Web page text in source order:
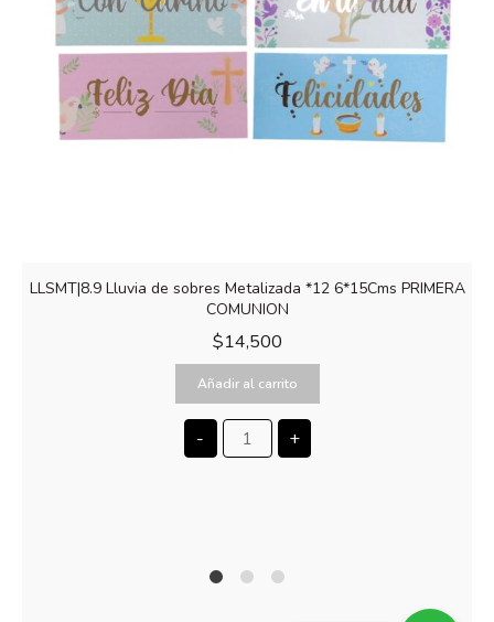
LLSMT|8.9 Lluvia de sobres Metalizada *12 6*15Cms PRIMERA
COMUNION
$14,500
Añadir al carrito
- +